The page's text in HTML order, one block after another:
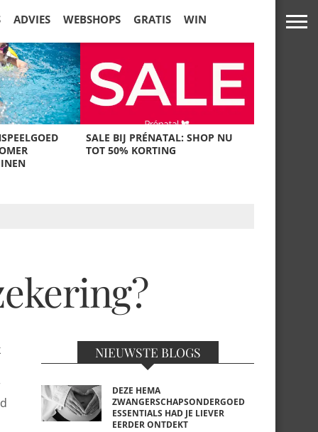
ADVIES WEBSHOPS GRATIS WIN
SALE BIJ PRÉNATAL: SHOP NU
TOT 50% KORTING
NIEUWSTE BLOGS
DEZE HEMA
ZWANGERSCHAPSONDERGOED
ESSENTIALS HAD JE LIEVER
EERDER ONTDEKT